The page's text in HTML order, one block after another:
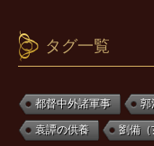
タグ一覧
都督中外諸軍事 郭
袁譚の供養 劉備（